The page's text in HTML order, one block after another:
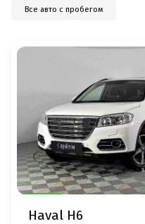
Все авто с пробегом
Haval H6